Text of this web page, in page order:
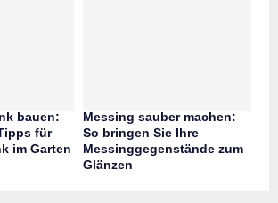
bauen:
für
im Garten
Messing sauber machen:
So bringen Sie Ihre
Messinggegenstände zum
Glänzen